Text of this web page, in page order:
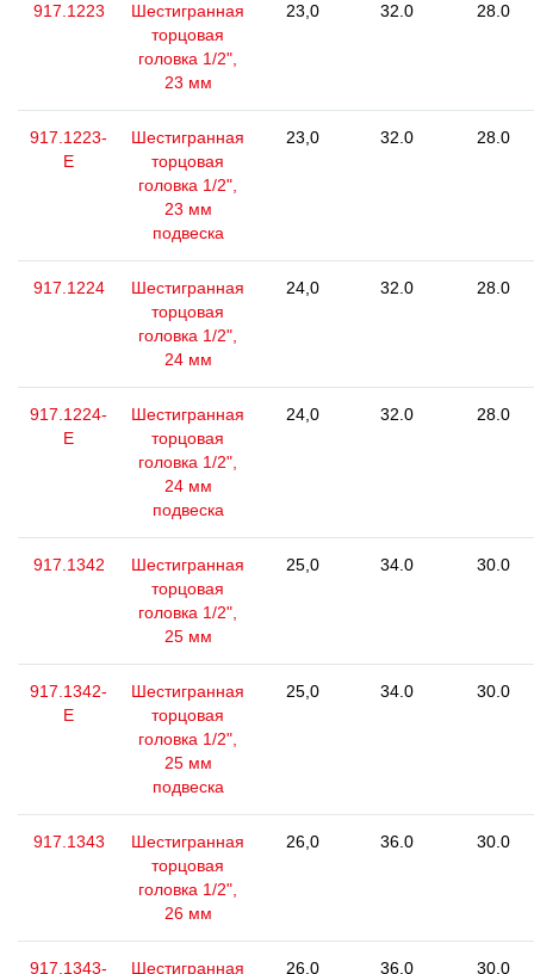
917.1223
Шестигранная
торцовая
головка 1/2",
23 мм
23,0 32.0 28.0
917.1223-
E
Шестигранная
торцовая
головка 1/2",
23 мм
подвеска
23,0 32.0 28.0
917.1224
Шестигранная
торцовая
головка 1/2",
24 мм
24,0 32.0 28.0
917.1224-
E
Шестигранная
торцовая
головка 1/2",
24 мм
подвеска
24,0 32.0 28.0
917.1342
Шестигранная
торцовая
головка 1/2",
25 мм
25,0 34.0 30.0
917.1342-
E
Шестигранная
торцовая
головка 1/2",
25 мм
подвеска
25,0 34.0 30.0
917.1343
Шестигранная
торцовая
головка 1/2",
26 мм
26,0 36.0 30.0
917.1343- Шестигранная 26,0 36.0 30.0